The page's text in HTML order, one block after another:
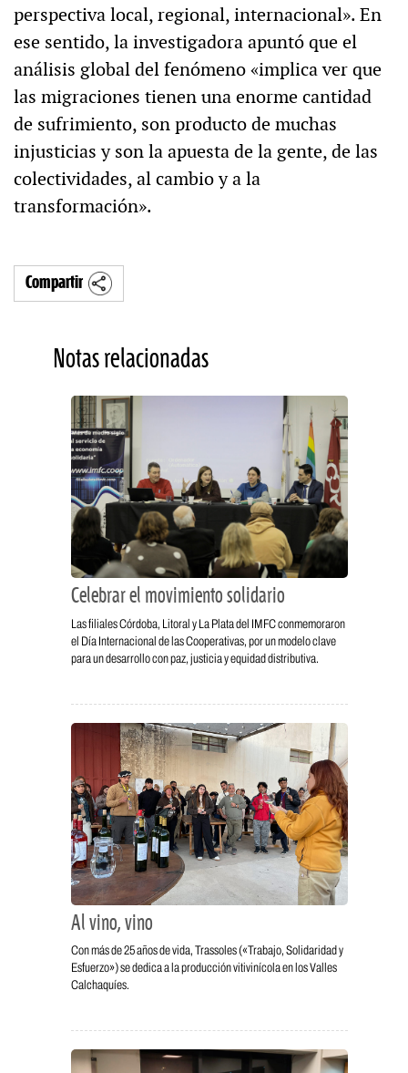
perspectiva local, regional, internacional». En
ese sentido, la investigadora apuntó que el
análisis global del fenómeno «implica ver que
las migraciones tienen una enorme cantidad
de sufrimiento, son producto de muchas
injusticias y son la apuesta de la gente, de las
colectividades, al cambio y a la
transformación».
Compartir
Notas relacionadas
Celebrar el movimiento solidario
Las filiales Córdoba, Litoral y La Plata del IMFC conmemoraron
el Día Internacional de las Cooperativas, por un modelo clave
para un desarrollo con paz, justicia y equidad distributiva.
Al vino, vino
Con más de 25 años de vida, Trassoles («Trabajo, Solidaridad y
Esfuerzo») se dedica a la producción vitivinícola en los Valles
Calchaquíes.